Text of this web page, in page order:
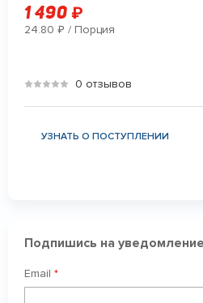
1 490 ₽
24.80 ₽ / Порция
0 отзывов
УЗНАТЬ О ПОСТУПЛЕНИИ
Подпишись на
Email *